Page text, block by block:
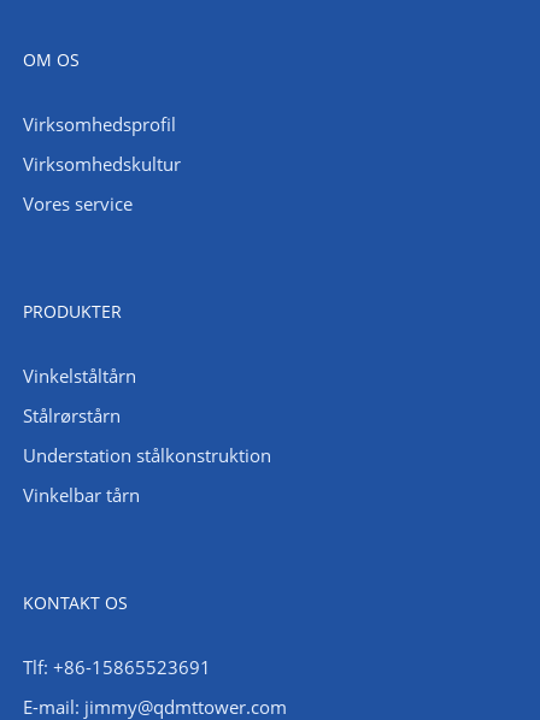
OM OS
Virksomhedsprofil
Virksomhedskultur
Vores service
PRODUKTER
Vinkelståltårn
Stålrørstårn
Understation stålkonstruktion
Vinkelbar tårn
KONTAKT OS
Tlf: +86-15865523691
E-mail: jimmy@qdmttower.com